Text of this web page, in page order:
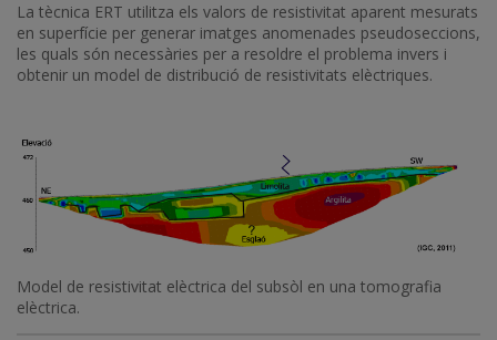
La tècnica ERT utilitza els valors de resistivitat aparent mesurats
en superfície per generar imatges anomenades pseudoseccions,
les quals són necessàries per a resoldre el problema invers i
obtenir un model de distribució de resistivitats elèctriques.
Model de resistivitat elèctrica del subsòl en una tomografia
elèctrica.